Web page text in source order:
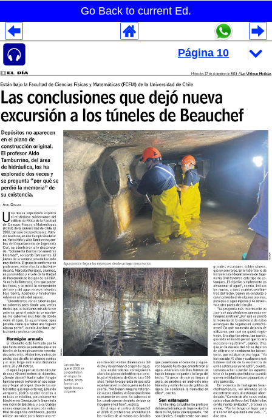
Go Back to current Ed.
Despliegues Analytics
Despliegues Totales
Despliegues por Rubros